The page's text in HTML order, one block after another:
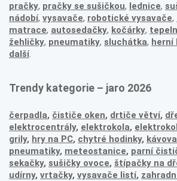
pračky, pračky se sušičkou, lednice,
nádobí, vysavače, robotické vysavače,
matrace, autosedačky, kočárky,
žehličky, pneumatiky, sluchátka, herní
další.
Trendy kategorie – jaro 2026
čerpadla, čističe oken, drtiče větví,
elektrocentrály, elektrokola,
grily, hry na PC, chytré hodinky,
pneumatiky, meteostanice, parní
sekačky, sušičky ovoce, štípačky na
udírny, vrtačky, vysavače listí,